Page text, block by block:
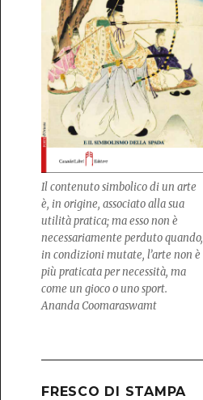
Il contenuto simbolico di un arte
è, in origine, associato alla sua
utilità pratica; ma esso non è
necessariamente perduto quando,
in condizioni mutate, l’arte non è
più praticata per necessità, ma
come un gioco o uno sport.
Ananda Coomaraswamt
FRESCO DI STAMPA